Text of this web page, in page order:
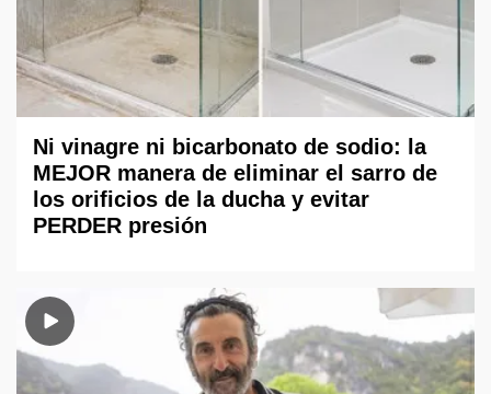
Ni vinagre ni bicarbonato de sodio: la
MEJOR manera de eliminar el sarro de
los orificios de la ducha y evitar
PERDER presión